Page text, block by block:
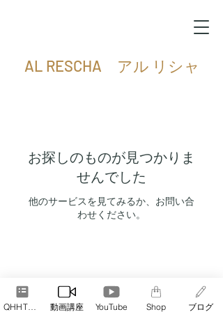
AL RESCHA アル リシャ
お探しのものが見つかりま
せんでした
他のサービスを見てみるか、お問い合
わせください。
AL RESCHA アル・リシャ
Tokyo, Fukuoka
QHHT予約 動画講座 YouTube Shop ブログ